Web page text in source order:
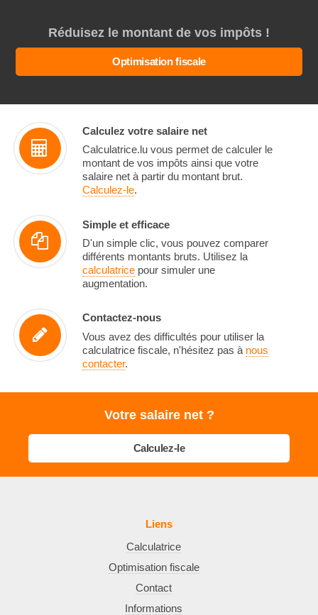
Réduisez le montant de vos impôts !
Optimisation fiscale
Calculez votre salaire net
Calculatrice.lu vous permet de calculer le
montant de vos impôts ainsi que votre
salaire net à partir du montant brut.
Calculez-le.
Simple et efficace
D'un simple clic, vous pouvez comparer
différents montants bruts. Utilisez la
calculatricepour simuler une
augmentation.
Contactez-nous
Vous avez des difficultés pour utiliser la
calculatrice fiscale, n'hésitez pas à nous
contacter.
Votre salaire net ?
Calculez-le
Liens
Calculatrice
Optimisation fiscale
Contact
Informations